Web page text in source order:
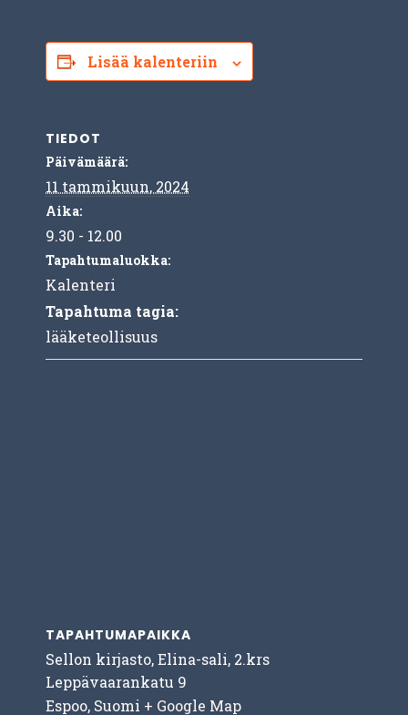
Lisää kalenteriin
TIEDOT
Päivämäärä:
11 tammikuun, 2024
Aika:
9.30 - 12.00
Tapahtumaluokka:
Kalenteri
Tapahtuma tagia:
lääketeollisuus
TAPAHTUMAPAIKKA
Sellon kirjasto, Elina-sali, 2.krs
Leppävaarankatu 9
Espoo, Suomi + Google Map